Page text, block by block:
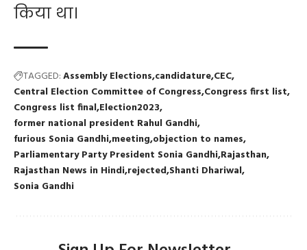
किया था।
TAGGED:Assembly Elections candidature CEC
Central Election Committee of Congress Congress first list
Congress list final Election2023
former national president Rahul Gandhi
furious Sonia Gandhi meeting objection to names
Parliamentary Party President Sonia Gandhi Rajasthan
Rajasthan News in Hindi rejected Shanti Dhariwal
Sonia Gandhi